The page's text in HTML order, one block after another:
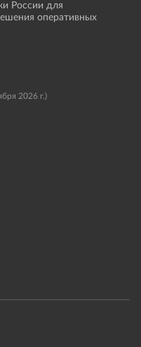
России для
оперативных
2026 г.)